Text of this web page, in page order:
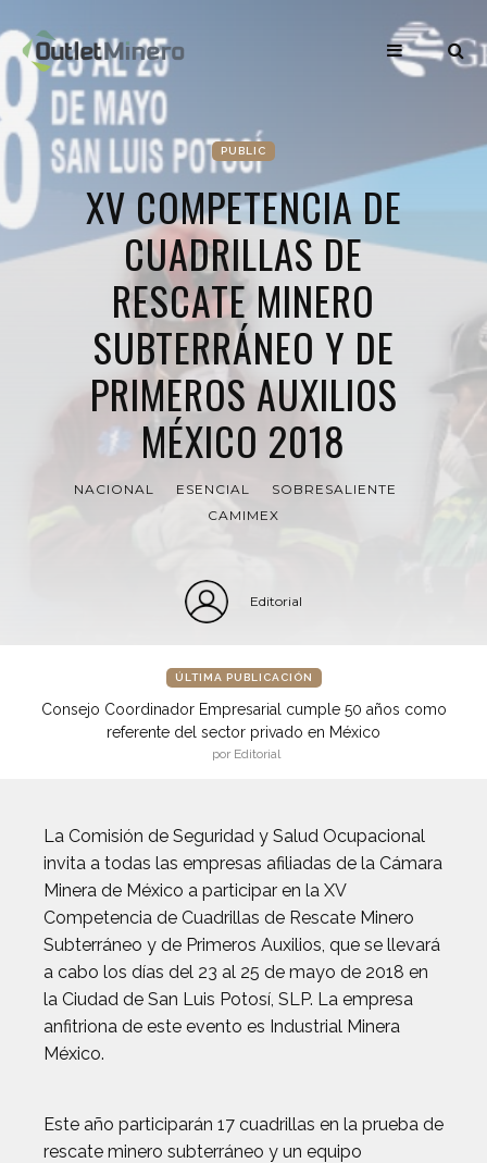
PUBLIC
XV COMPETENCIA DE
CUADRILLAS DE
RESCATE MINERO
SUBTERRÁNEO Y DE
PRIMEROS AUXILIOS
MÉXICO 2018
NACIONAL ESENCIAL
SOBRESALIENTE
CAMIMEX
Editorial
ÚLTIMA PUBLICACIÓN
Consejo Coordinador Empresarial cumple 50 años como
referente del sector privado en México
por Editorial
La Comisión de Seguridad y Salud Ocupacional
invita a todas las empresas afiliadas de la Cámara
Minera de México a participar en la XV
Competencia de Cuadrillas de Rescate Minero
Subterráneo y de Primeros Auxilios, que se llevará
a cabo los días del 23 al 25 de mayo de 2018 en
la Ciudad de San Luis Potosí, SLP. La empresa
anfitriona de este evento es Industrial Minera
México.
Este año participarán 17 cuadrillas en la prueba de
rescate minero subterráneo y un equipo